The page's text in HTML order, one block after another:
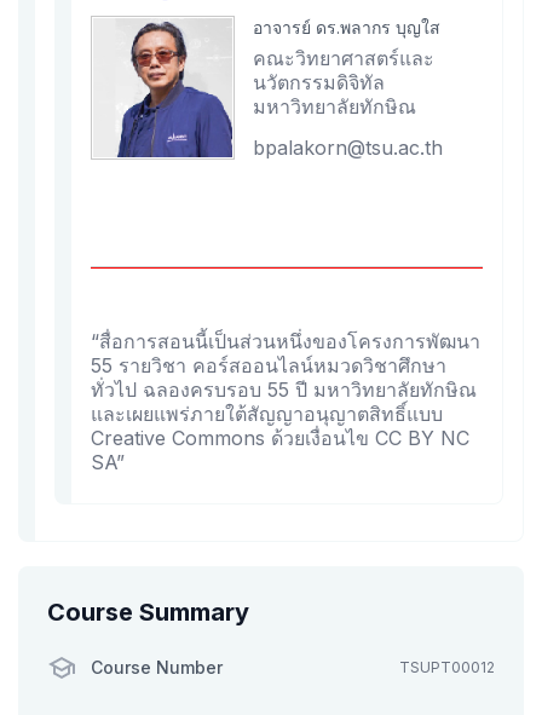
อาจารย์ ดร.พลากร บุญใส
คณะวิทยาศาสตร์และ
นวัตกรรมดิจิทัล
มหาวิทยาลัยทักษิณ
bpalakorn@tsu.ac.th
“สื่อการสอนนี้เป็นส่วนหนึ่งของโครงการพัฒนา
55 รายวิชา คอร์สออนไลน์หมวดวิชาศึกษา
ทั่วไป ฉลองครบรอบ 55 ปี มหาวิทยาลัยทักษิณ
และเผยแพร่ภายใต้สัญญาอนุญาตสิทธิ์แบบ
Creative Commons ด้วยเงื่อนไข CC BY NC
SA”
Course Summary
Course Number TSUPT00012